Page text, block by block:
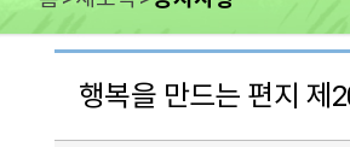
행복을 만드는 편지 제